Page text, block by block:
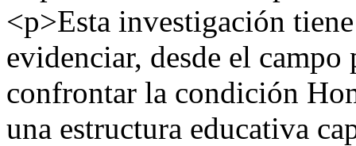
<p>Esta investigación
evidenciar, desde el
confrontar la condición
una estructura educativa